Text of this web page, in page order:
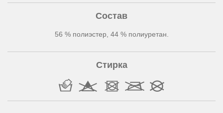
Состав
56 % полиэстер, 44 % полиуретан.
Стирка